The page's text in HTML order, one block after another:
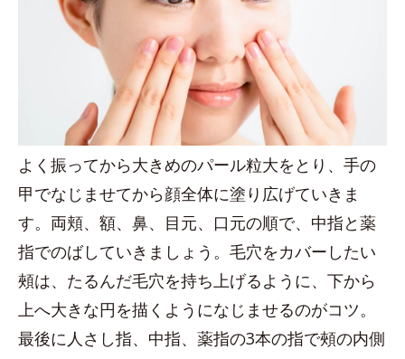
よく振ってから大きめのパール粒大をとり、手の
甲でなじませてから顔全体に塗り広げていきま
す。両頬、額、鼻、目元、口元の順で、中指と薬
指でのばしていきましょう。毛穴をカバーしたい
頰は、たるんだ毛穴を持ち上げるように、下から
上へ大きな円を描くようになじませるのがコツ。
最後に人さし指、中指、薬指の3本の指で頰の内側